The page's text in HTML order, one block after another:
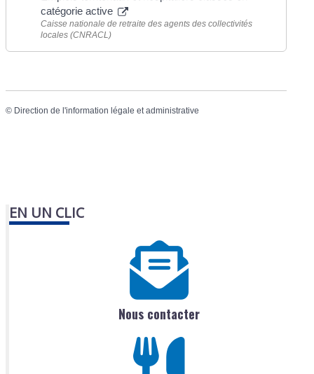
catégorie active
Caisse nationale de retraite des agents des collectivités
locales (CNRACL)
© Direction de l'information légale et administrative
EN UN CLIC
Nous contacter